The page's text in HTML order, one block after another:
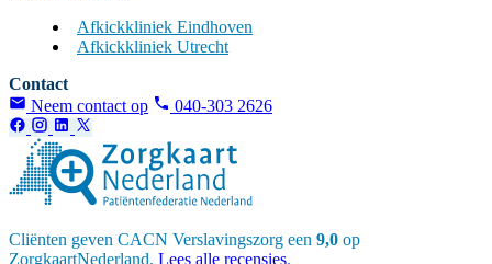
Afkickkliniek Eindhoven
Afkickkliniek Utrecht
Contact
Neem contact op
040-303 2626
Cliënten geven CACN Verslavingszorg een 9,0 op
ZorgkaartNederland. Lees alle recensies.